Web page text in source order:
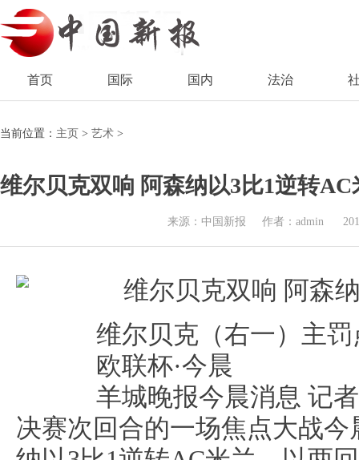
首页 国际 国内 法治
当前位置： 主页 > 艺术 >
维尔贝克双响 阿森纳以3比1逆转AC
来源：中国新报 作者：admin
维尔贝克（右一）主罚
欧联杯·今晨
羊城晚报今晨消息 记者
决赛次回合的一场焦点大战